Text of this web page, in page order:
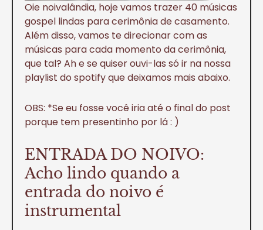
Oie noivalândia, hoje vamos trazer 40 músicas
gospel lindas para cerimônia de casamento.
Além disso, vamos te direcionar com as
músicas para cada momento da cerimônia,
que tal? Ah e se quiser ouvi-las só ir na nossa
playlist do spotify que deixamos mais abaixo.
OBS: *Se eu fosse você iria até o final do post
porque tem presentinho por lá : )
ENTRADA DO NOIVO:
Acho lindo quando a
entrada do noivo é
instrumental